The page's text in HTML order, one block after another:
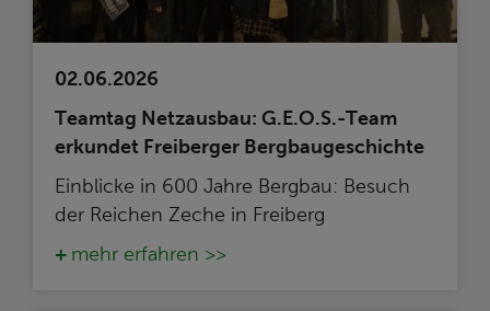
02.06.2026
Teamtag Netzausbau: G.E.O.S.-Team
erkundet Freiberger Bergbaugeschichte
Einblicke in 600 Jahre Bergbau: Besuch
der Reichen Zeche in Freiberg
mehr erfahren >>